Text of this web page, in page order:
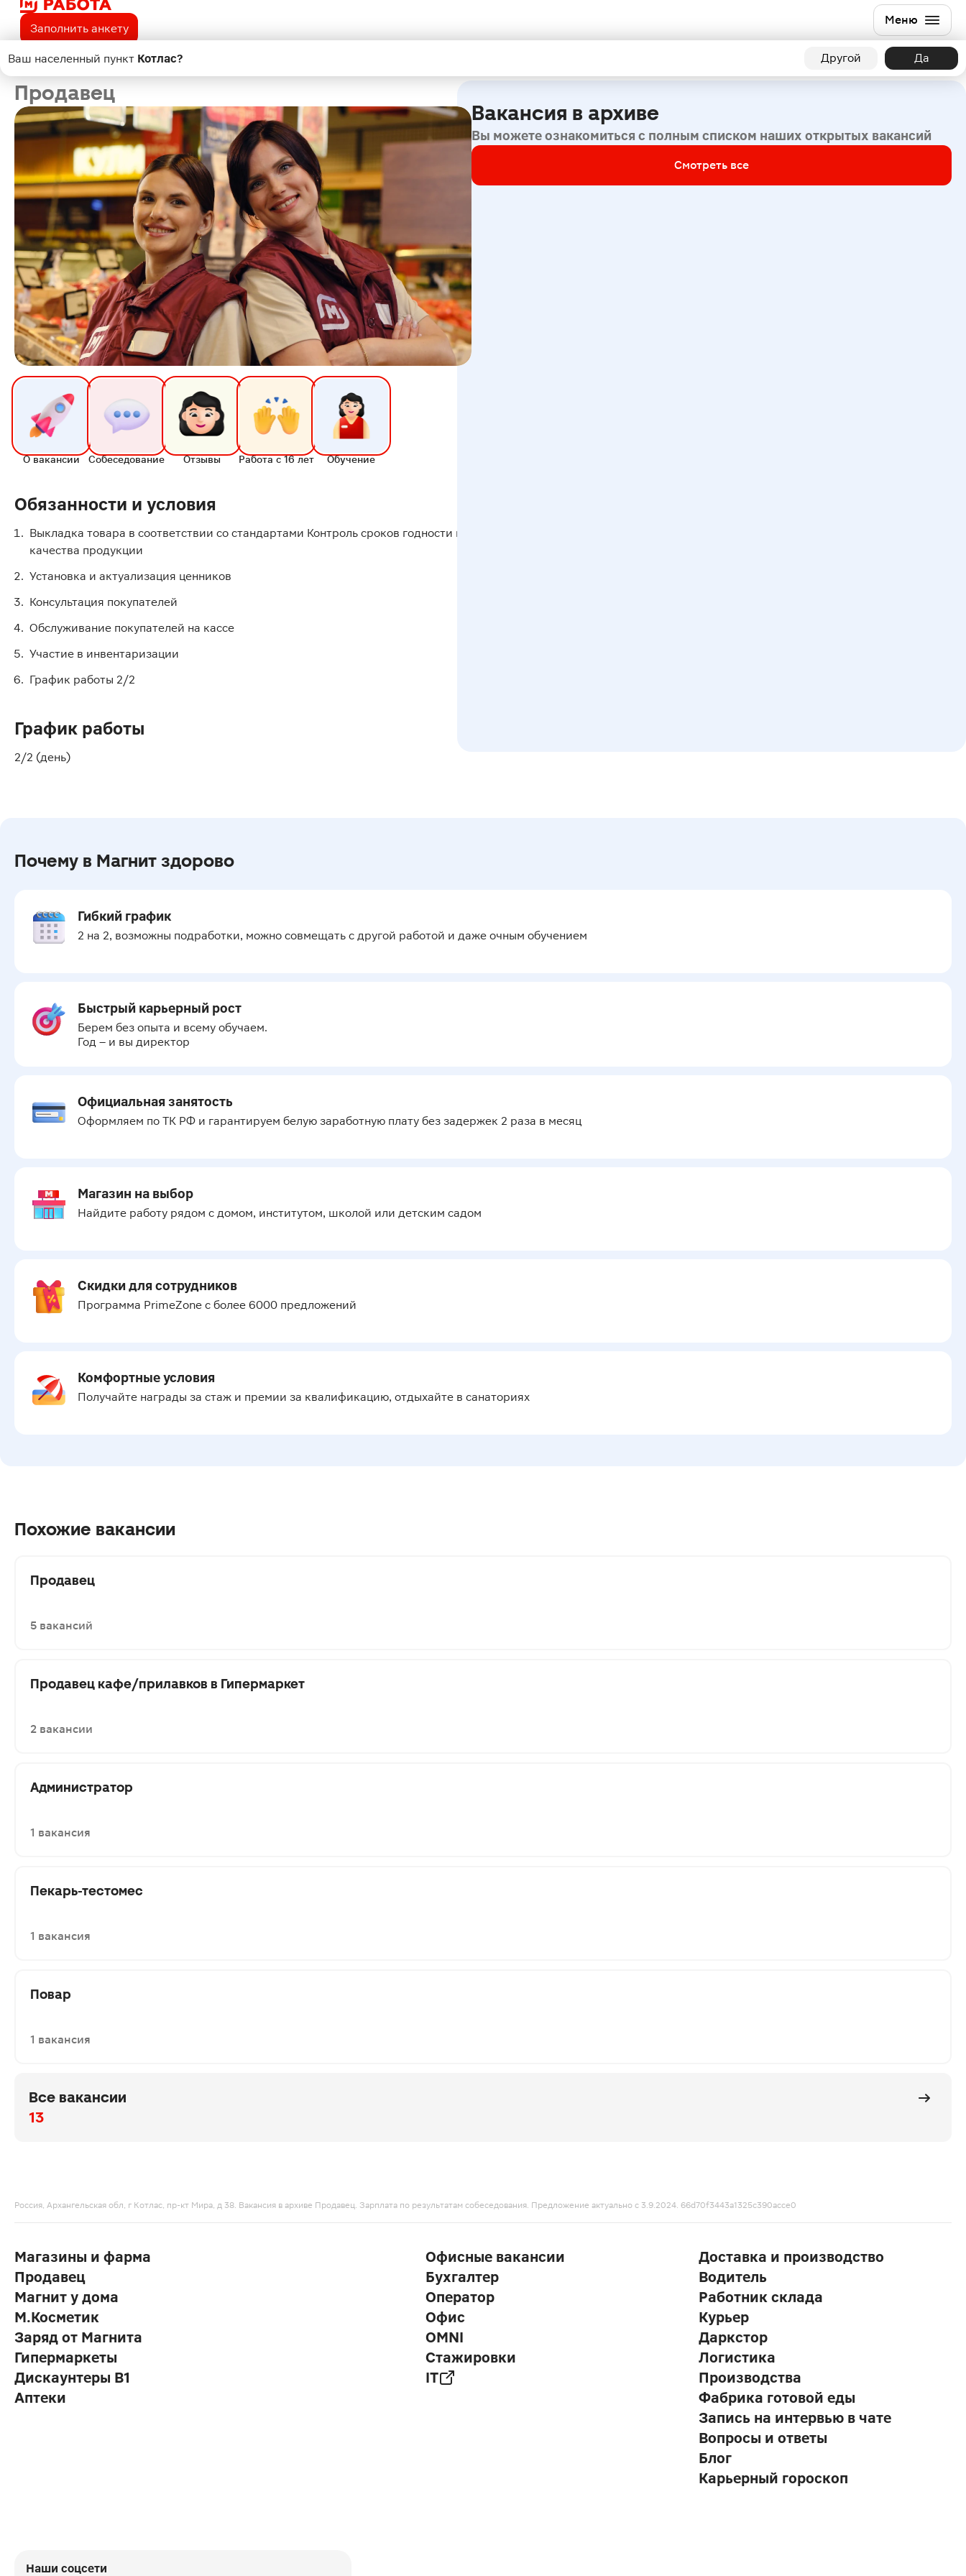
Поиск
Заполнить анкету
Меню
Продавец
О вакансии Собеседование Отзывы Работа с 16 лет Обучение
Обязанности и условия
Выкладка товара в соответствии со стандартами Контроль сроков годности и
качества продукции
Установка и актуализация ценников
Консультация покупателей
Обслуживание покупателей на кассе
Участие в инвентаризации
График работы 2/2
График работы
2/2 (день)
Вакансия в архиве
Вы можете ознакомиться с полным списком наших открытых вакансий
Смотреть все
Почему в Магнит здорово
Гибкий график
2 на 2, возможны подработки, можно совмещать с другой работой и даже очным обучением
Быстрый карьерный рост
Берем без опыта и всему обучаем.
Год – и вы директор
Официальная занятость
Оформляем по ТК РФ и гарантируем белую заработную плату без задержек 2 раза в месяц
Магазин на выбор
Найдите работу рядом с домом, институтом, школой или детским садом
Скидки для сотрудников
Программа PrimeZone с более 6000 предложений
Комфортные условия
Получайте награды за стаж и премии за квалификацию, отдыхайте в санаториях
Похожие вакансии
Продавец
5 вакансий
Продавец кафе/прилавков в Гипермаркет
2 вакансии
Администратор
1 вакансия
Пекарь-тестомес
1 вакансия
Повар
1 вакансия
Все вакансии
13
Россия, Архангельская обл, г Котлас, пр-кт Мира, д 38. Вакансия в архиве Продавец. Зарплата по результатам собеседования. Предложение актуально с 3.9.2024. 66d70f3443a1325c390acce0
Магазины и фарма
Продавец
Магнит у дома
М.Косметик
Заряд от Магнита
Гипермаркеты
Дискаунтеры В1
Аптеки
Офисные вакансии
Бухгалтер
Оператор
Офис
OMNI
Стажировки
IT
Доставка и производство
Водитель
Работник склада
Курьер
Даркстор
Логистика
Производства
Фабрика готовой еды
Запись на интервью в чате
Вопросы и ответы
Блог
Карьерный гороскоп
Наши соцсети
Ваш населенный пункт Котлас? Другой Да